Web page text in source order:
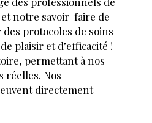
exclusives
JE M’INSCRIS